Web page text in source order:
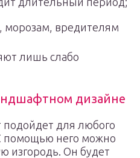
морозам, вредителям
лишь слабо
дизайне
подойдет для любого
помощью него можно
изгородь. Он будет